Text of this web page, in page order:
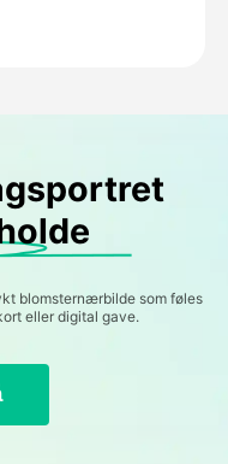
blomsternærbilde som føles
eller digital gave.